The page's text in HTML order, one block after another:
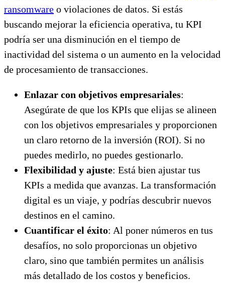
ransomware o violaciones de datos. Si estás
buscando mejorar la eficiencia operativa, tu KPI
podría ser una disminución en el tiempo de
inactividad del sistema o un aumento en la velocidad
de procesamiento de transacciones.
Enlazar con objetivos empresariales:
Asegúrate de que los KPIs que elijas se alineen
con los objetivos empresariales y proporcionen
un claro retorno de la inversión (ROI). Si no
puedes medirlo, no puedes gestionarlo.
Flexibilidad y ajuste: Está bien ajustar tus
KPIs a medida que avanzas. La transformación
digital es un viaje, y podrías descubrir nuevos
destinos en el camino.
Cuantificar el éxito: Al poner números en tus
desafíos, no solo proporcionas un objetivo
claro, sino que también permites un análisis
más detallado de los costos y beneficios.